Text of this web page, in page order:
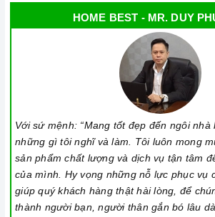
HOME BEST - MR. DUY
Với sứ mệnh: “Mang tốt đẹp đến ngôi nhà
những gì tôi nghĩ và làm. Tôi luôn mong
sản phẩm chất lượng và dịch vụ tận tâm
của mình. Hy vọng những nỗ lực phục vụ
giúp quý khách hàng thật hài lòng, để
thành người bạn, người thân gắn bó lâu